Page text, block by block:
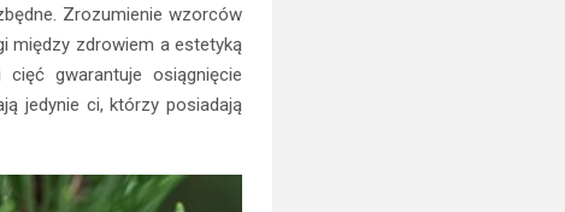
Zrozumienie wzorców
między zdrowiem a estetyką
gwarantuje osiągnięcie
jedynie ci, którzy posiadają